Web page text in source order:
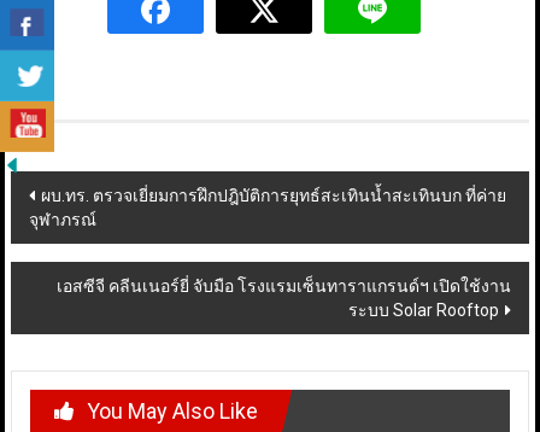
Post
navigation
ผบ.ทร. ตรวจเยี่ยมการฝึกปฎิบัติการยุทธ์สะเทินน้ำสะเทินบก ที่ค่าย
จุฬาภรณ์
เอสซีจี คลีนเนอร์ยี่ จับมือ โรงแรมเซ็นทาราแกรนด์ฯ เปิดใช้งาน
ระบบ Solar Rooftop
You May Also Like